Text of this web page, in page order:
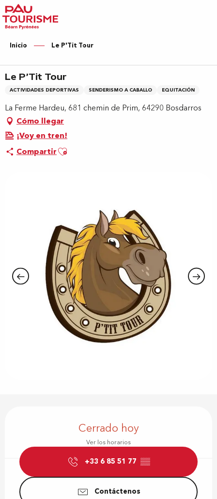
Aller
au
contenu
principal
Inicio Le P'Tit Tour
Le P'Tit Tour
ACTIVIDADES DEPORTIVAS SENDERISMO A CABALLO EQUITACIÓN
La Ferme Hardeu, 681 chemin de Prim, 64290 Bosdarros
Cómo llegar
¡Voy en tren!
CompartirAjouter aux favoris
Cerrado hoy
Ver los horarios
+33 6 85 51 77 ▒▒
Contáctenos